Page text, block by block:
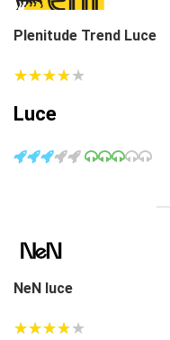
Plenitude Trend Luce
★★★★★
★★★★★
Luce
NeN luce
★★★★★
★★★★★